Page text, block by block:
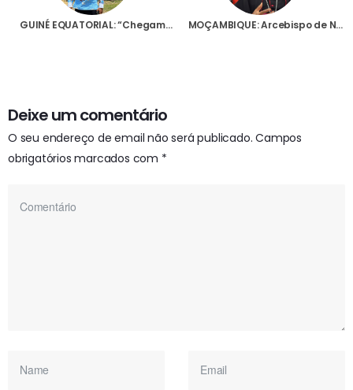
GUINÉ EQUATORIAL: “Chegamos a caminhar dois dias pela floresta para chegar a uma capela”, diz padre claretiano MOÇAMBIQUE: Arcebispo de Nampula lança “apelo de socorro” para restituição de terrenos da Igreja ocupados ilegalmente
Deixe um comentário
O seu endereço de email não será publicado. Campos
obrigatórios marcados com *